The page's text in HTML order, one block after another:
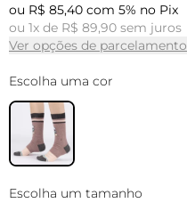
ou R$ 85,40 com 5% no Pix
ou 1x de R$ 89,90 sem juros
Ver opções de parcelamento
Escolha uma cor
Escolha um tamanho